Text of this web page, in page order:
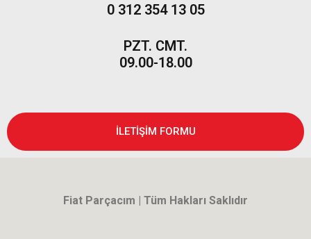
500-500L
0 312 354 13 05
PZT. CMT.
09.00-18.00
İLETİŞİM FORMU
Fiat Parçacım | Tüm Hakları Saklıdır